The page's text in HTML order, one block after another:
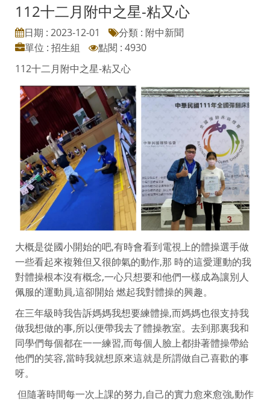
112十二月附中之星-粘又心
日期 : 2023-12-01
分類 : 附中新聞
單位 : 招生組
點閱 : 4930
112十二月附中之星-粘又心
大概是從國小開始的吧,有時會看到電視上的體操選手做
一些看起來複雜但又很帥氣的動作,那 時的這愛運動的我
對體操根本沒有概念,一心只想要和他們一樣成為讓別人
佩服的運動員,這卻開始 燃起我對體操的興趣。
在三年級時我告訴媽媽我想要練體操,而媽媽也很支持我
做我想做的事,所以便帶我去了體操教室。去到那裏我和
同學們每個都在一一練習,而每個人臉上都掛著體操帶給
他們的笑容,當時我就想原來這就是所謂做自己喜歡的事
呀。
但隨著時間每一次上課的努力,自己的實力愈來愈強,動作